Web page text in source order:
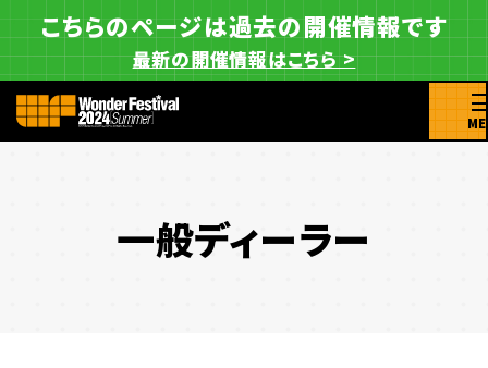
こちらのページは過去の開催情報です
最新の開催情報はこちら >
一般ディーラー